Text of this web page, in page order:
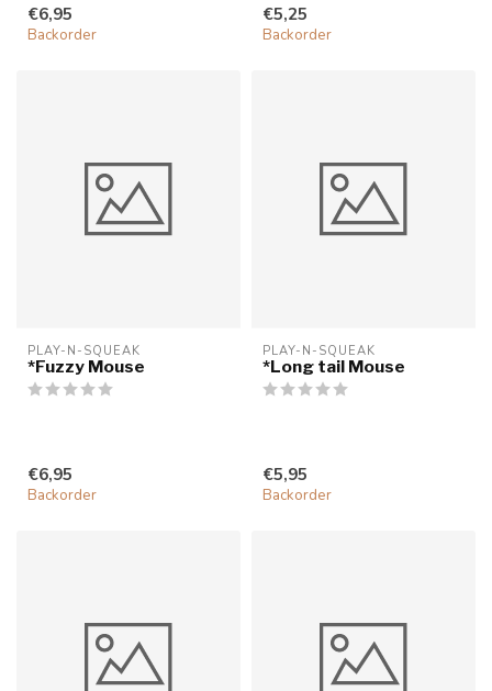
€6,95
Backorder
€5,25
Backorder
PLAY-N-SQUEAK
*Fuzzy Mouse
€6,95
Backorder
PLAY-N-SQUEAK
*Long tail Mouse
€5,95
Backorder